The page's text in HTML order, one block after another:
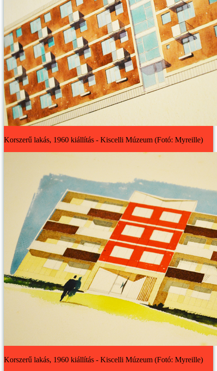
Korszerű lakás, 1960 kiállítás - Kiscelli Múzeum (Fotó: Myreille)
Korszerű lakás, 1960 kiállítás - Kiscelli Múzeum (Fotó: Myreille)